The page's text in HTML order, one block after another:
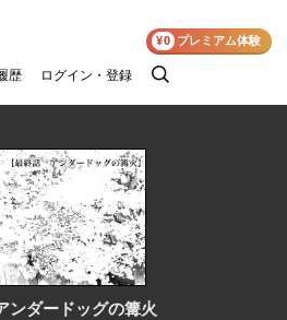
歴 ログイン・登録
検
¥0 プレミアム体験
ダードッグの篝火